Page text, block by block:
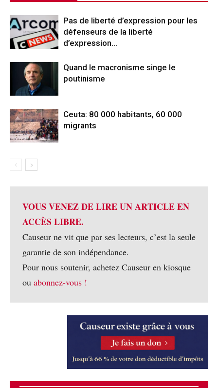
Pas de liberté d’expression pour les
défenseurs de la liberté
d’expression…
Quand le macronisme singe le
poutinisme
Ceuta: 80 000 habitants, 60 000
migrants
VOUS VENEZ DE LIRE UN ARTICLE EN
ACCÈS LIBRE.
Causeur ne vit que par ses lecteurs, c’est la seule
garantie de son indépendance.
Pour nous soutenir, achetez Causeur en kiosque
ou abonnez-vous !